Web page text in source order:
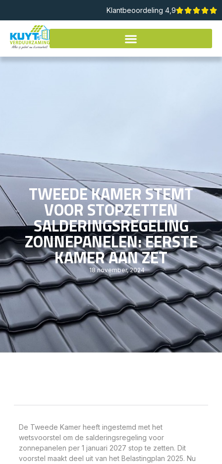
Klantbeoordeling 4,9
TWEEDE KAMER STEMT
VOOR STOPZETTEN
SALDERINGSREGELING
ZONNEPANELEN: EERSTE
KAMER AAN ZET
18 november, 2024
De Tweede Kamer heeft ingestemd met het
wetsvoorstel om de salderingsregeling voor
zonnepanelen per 1 januari 2027 stop te zetten. Dit
voorstel maakt deel uit van het Belastingplan 2025. Nu